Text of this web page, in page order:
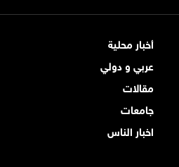
أخبار محلية
عربي و دولي
مقالات
جامعات
اخبار الناس